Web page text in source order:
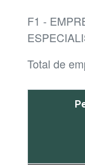
F1 -
Total de